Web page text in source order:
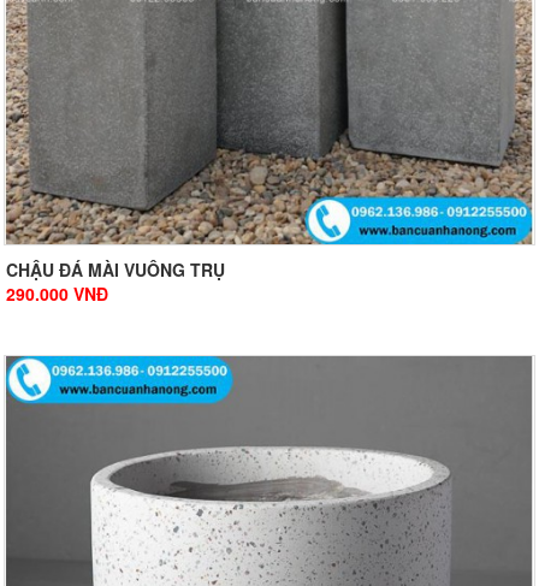
CHẬU ĐÁ MÀI VUÔNG TRỤ
290.000 VNĐ